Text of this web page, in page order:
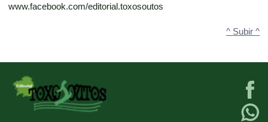
www.facebook.com/editorial.toxosoutos
^ Subir ^